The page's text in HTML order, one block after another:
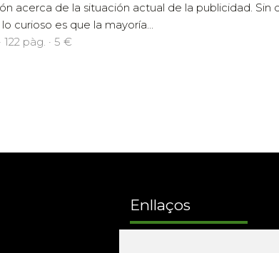
acerca de la situación actual de la publicidad. Sin
curioso es que la mayoría...
122 pàg. · 5 €
Enllaços